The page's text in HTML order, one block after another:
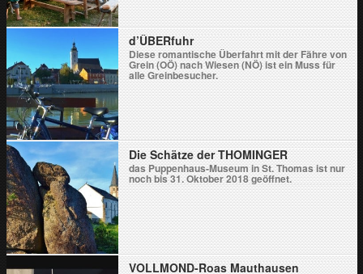
d’ÜBERfuhr
Diese romantische Überfahrt mit der Fähre von
Grein (OÖ) nach Wiesen (NÖ) ist ein Muss für
alle Greinbesucher.
Die Schätze der THOMINGER
das Puppenhaus-Museum in St. Thomas ist nur
noch bis 31. Oktober 2018 geöffnet.
VOLLMOND-Roas Mauthausen